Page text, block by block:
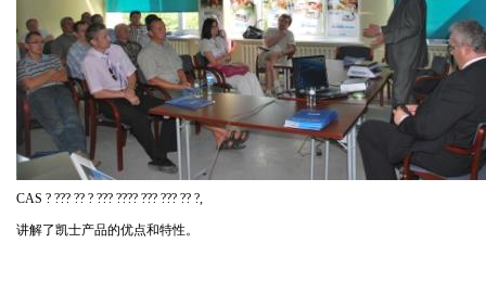
CAS ? ??? ?? ? ??? ???? ??? ??? ?? ?,
讲解了凯士产品的优点和特性。